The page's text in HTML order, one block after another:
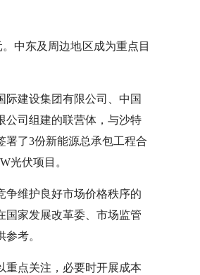
中东及周边地区成为重点目
际建设集团有限公司、中国
公司组建的联营体，与沙特
署了3份新能源总承包工程合
光伏项目。
争维护良好市场价格秩序的
国家发展改革委、市场监管
考。
重点关注，必要时开展成本